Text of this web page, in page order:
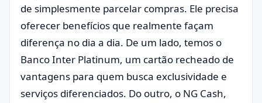
de simplesmente parcelar compras. Ele precisa
oferecer benefícios que realmente façam
diferença no dia a dia. De um lado, temos o
Banco Inter Platinum, um cartão recheado de
vantagens para quem busca exclusividade e
serviços diferenciados. Do outro, o NG Cash,